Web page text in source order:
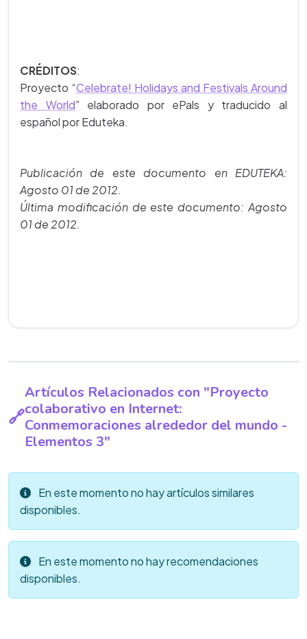
CRÉDITOS:
Proyecto “Celebrate! Holidays and Festivals Around
the World” elaborado por ePals y traducido al
español por Eduteka.
Publicación de este documento en EDUTEKA:
Agosto 01 de 2012.
Última modificación de este documento: Agosto
01 de 2012.
Artículos Relacionados con "Proyecto
colaborativo en Internet:
Conmemoraciones alrededor del mundo -
Elementos 3"
En este momento no hay artículos similares
disponibles.
En este momento no hay recomendaciones
disponibles.